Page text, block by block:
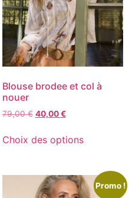
Blouse brodee et col à
nouer
79,00€ 40,00€
Choix des options
Promo !